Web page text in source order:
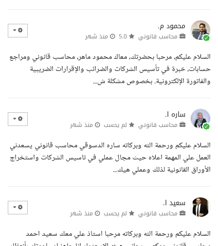
محمود م.
محاسب قانوني منذ شهر
السلام عليكم، مرحبا بحضرتك، معاك محمود ماهر، محاسب قانوني ومراجع
حسابات، خبرة في تأسيس الشركات والضرائب والإقرارات الضريبية
والفاتورة الإلكترونية. بخصوص مشكلة ش...
ساره ا.
محاسب قانوني لم يحسب منذ شهر
السلام عليكم ورحمة الله وبركاته ساره الدسوقي محاسب قانوني يسعدني
العمل علي المهمة اعلاه حيث مجال عملي في تاسيس الشركات واستخراج
الأوراق القانونية لذلك وعملي هيك...
سعيد ا.
محاسب قانوني لم يحسب منذ شهر
السلام عليكم ورحمة الله وبركاته مرحبا استاذ علي معك سعيد احمد